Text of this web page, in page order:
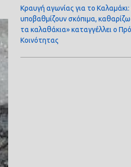
Κραυγή αγωνίας για το
υποβαθμίζουν σκόπιμα,
τα καλαθάκια» καταγγέλλει ο
Κοινότητας